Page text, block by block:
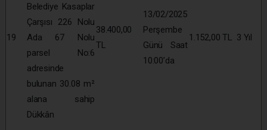
19
Belediye Kasaplar
Çarşısı 226 Nolu
Ada 67 Nolu
parsel No:6
adresinde
bulunan 30.08 m²
alana sahip
Dükkân
38.400,00
TL
13/02/2025
Perşembe
Günü Saat
10:00’da
1.152,00 TL 3 Yıl